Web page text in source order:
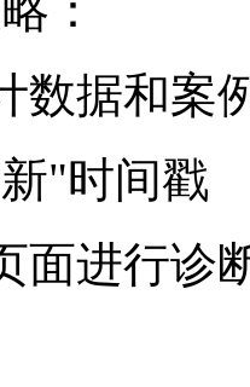
：
数据和案
"时间戳
面进行诊